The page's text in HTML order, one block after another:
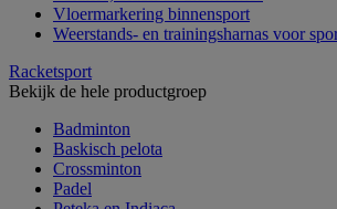
Vloermarkering binnensport
Weerstands- en trainingsharnas voor
Racketsport
Bekijk de hele productgroep
Badminton
Baskisch pelota
Crossminton
Padel